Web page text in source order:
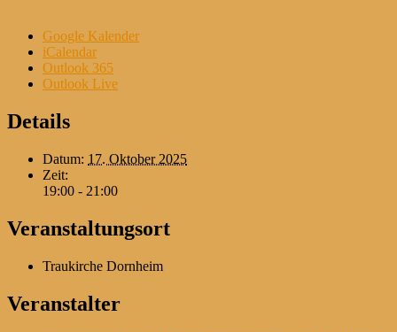
Google Kalender
iCalendar
Outlook 365
Outlook Live
Details
Datum: 17. Oktober 2025
Zeit:
19:00 - 21:00
Veranstaltungsort
Traukirche Dornheim
Veranstalter